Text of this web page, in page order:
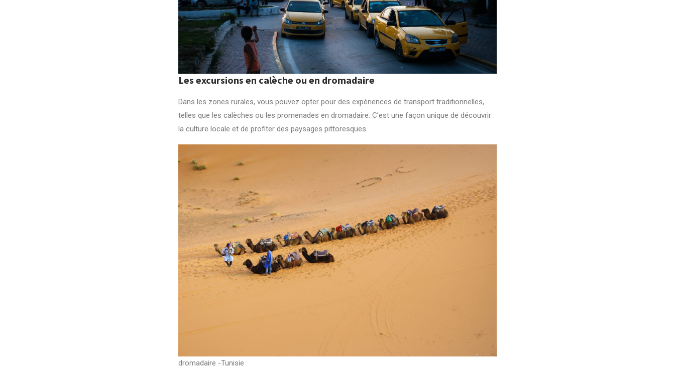
Les excursions en calèche ou en dromadaire
Dans les zones rurales, vous pouvez opter pour des expériences de transport traditionnelles,
telles que les calèches ou les promenades en dromadaire. C’est une façon unique de découvrir
la culture locale et de profiter des paysages pittoresques.
dromadaire -Tunisie